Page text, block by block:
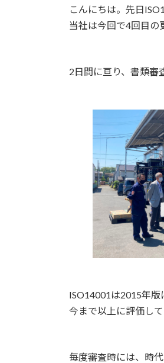
こんにちは。先日
当社は今回で4回目の
2日間に亘り、書類審
ISO14001は2015年
今まで以上に評価し
毎度審査時には、時